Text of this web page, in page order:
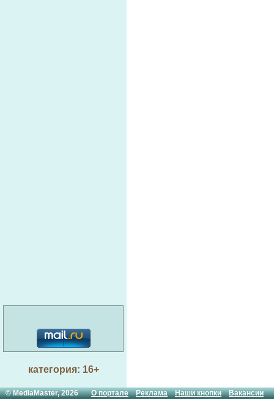
категория: 16+
© MediaMaster, 2026О портале Реклама Наши кнопки Вакансии